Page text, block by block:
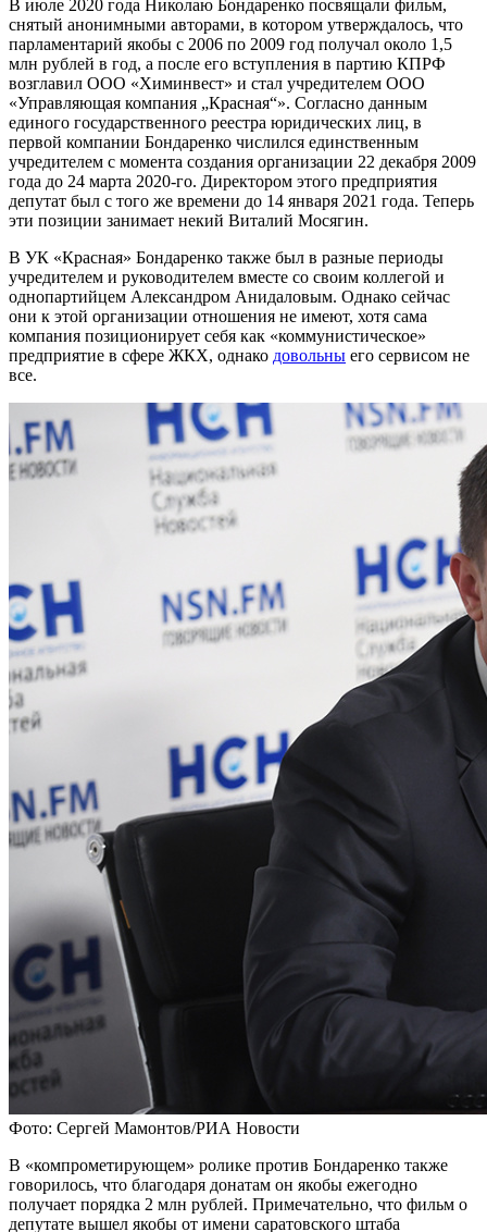
В июле 2020 года Николаю Бондаренко посвящали фильм,
снятый анонимными авторами, в котором утверждалось, что
парламентарий якобы с 2006 по 2009 год получал около 1,5
млн рублей в год, а после его вступления в партию КПРФ
возглавил ООО «Химинвест» и стал учредителем ООО
«Управляющая компания „Красная“». Согласно данным
единого государственного реестра юридических лиц, в
первой компании Бондаренко числился единственным
учредителем с момента создания организации 22 декабря 2009
года до 24 марта 2020-го. Директором этого предприятия
депутат был с того же времени до 14 января 2021 года. Теперь
эти позиции занимает некий Виталий Мосягин.
В УК «Красная» Бондаренко также был в разные периоды
учредителем и руководителем вместе со своим коллегой и
однопартийцем Александром Анидаловым. Однако сейчас
они к этой организации отношения не имеют, хотя сама
компания позиционирует себя как «коммунистическое»
предприятие в сфере ЖКХ, однако довольны его сервисом не
все.
Фото: Сергей Мамонтов/РИА Новости
В «компрометирующем» ролике против Бондаренко также
говорилось, что благодаря донатам он якобы ежегодно
получает порядка 2 млн рублей. Примечательно, что фильм о
депутате вышел якобы от имени саратовского штаба